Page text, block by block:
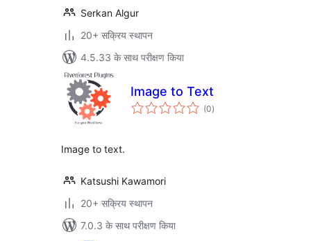
Serkan Algur
20+ सक्रिय स्थापन
4.5.33 के साथ परीक्षण किया
Image to Text
(0कुल
दर)
Image to text.
Katsushi Kawamori
20+ सक्रिय स्थापन
7.0.3 के साथ परीक्षण किया